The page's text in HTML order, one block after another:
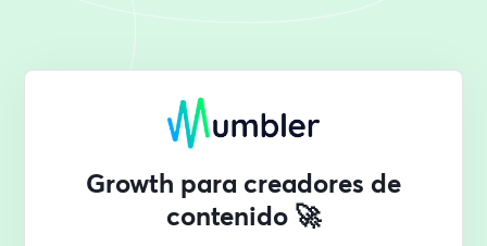
Growth para creadores de
contenido 🚀